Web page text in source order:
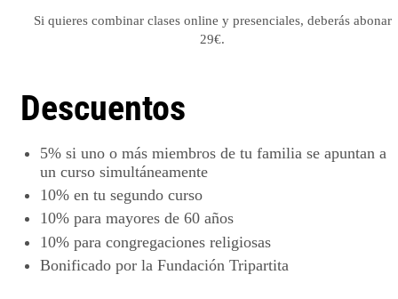
Si quieres combinar clases online y presenciales, deberás abonar
29€.
Descuentos
5%si uno o más miembros de tu familia se apuntan a
un curso simultáneamente
10%en tu segundo curso
10%para mayores de 60 años
10%para congregaciones religiosas
Bonificado por la Fundación Tripartita